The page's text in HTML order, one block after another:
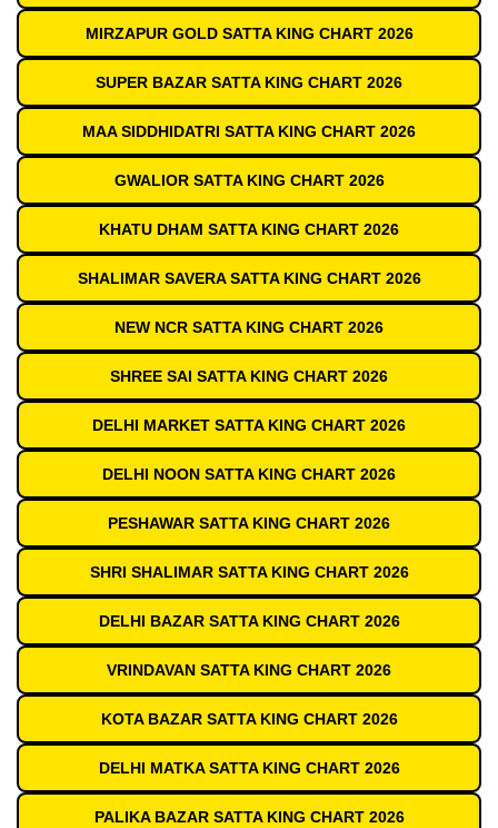
MIRZAPUR GOLD SATTA KING CHART 2026
SUPER BAZAR SATTA KING CHART 2026
MAA SIDDHIDATRI SATTA KING CHART 2026
GWALIOR SATTA KING CHART 2026
KHATU DHAM SATTA KING CHART 2026
SHALIMAR SAVERA SATTA KING CHART 2026
NEW NCR SATTA KING CHART 2026
SHREE SAI SATTA KING CHART 2026
DELHI MARKET SATTA KING CHART 2026
DELHI NOON SATTA KING CHART 2026
PESHAWAR SATTA KING CHART 2026
SHRI SHALIMAR SATTA KING CHART 2026
DELHI BAZAR SATTA KING CHART 2026
VRINDAVAN SATTA KING CHART 2026
KOTA BAZAR SATTA KING CHART 2026
DELHI MATKA SATTA KING CHART 2026
PALIKA BAZAR SATTA KING CHART 2026